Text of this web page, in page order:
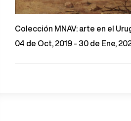
Colección MNAV: arte en el
04 de Oct, 2019 - 30 de Ene,